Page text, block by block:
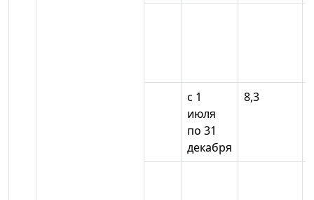
с 1
июля
по 31
декабря
8,3